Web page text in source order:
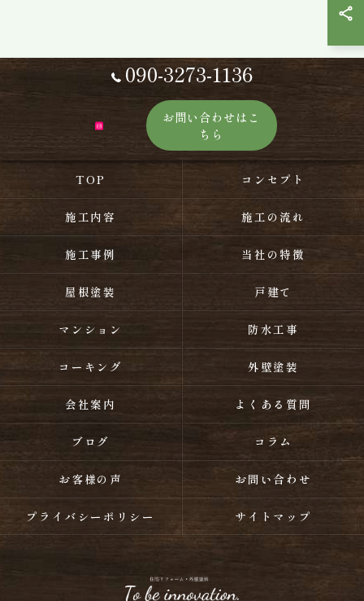
090-3273-1136
お問い合わせはこ
ちら
TOP コンセプト
施工内容 施工の流れ
施工事例 当社の特徴
屋根塗装 戸建て
マンション 防水工事
コーキング 外壁塗装
会社案内 よくある質問
ブログ コラム
お客様の声 お問い合わせ
プライバシーポリシー サイトマップ